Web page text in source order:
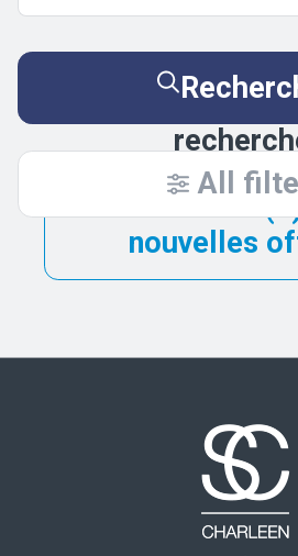
All
Essayez de
élargissant vos
Être
nouvelles